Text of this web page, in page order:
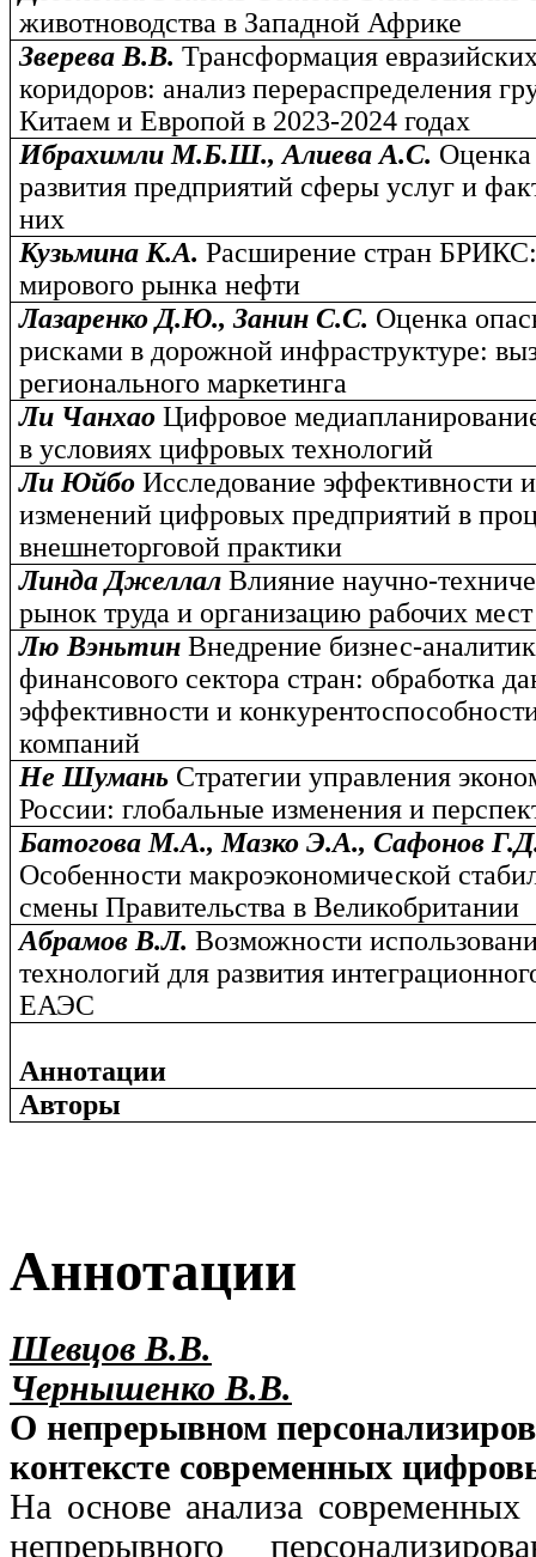
животноводства в Западной Африке
Зверева В.В.Трансформация
коридоров: анализ перераспределения
Китаем и Европой в 2023-2024 годах
Ибрахимли М.Б.Ш., Алиева А.С. Оценка
развития предприятий сферы услуг и
них
Кузьмина К.А.Расширение стран БРИКС:
мирового рынка нефти
Лазаренко Д.Ю., Занин С.С. Оценка
рисками в дорожной инфраструктуре:
регионального маркетинга
Ли ЧанхаоЦифровое
в условиях цифровых технологий
Ли ЮйбоИсследование эффективности
изменений цифровых предприятий в
внешнеторговой практики
Линда ДжеллалВлияние научно-
рынок труда и организацию рабочих мест
Лю ВэньтинВнедрение бизнес-
финансового сектора стран: обработка
эффективности и
компаний
Не Шумань Стратегии управления
России: глобальные изменения и
Батогова М.А., Мазко Э.А., Сафонов
Особенности макроэкономической
смены Правительства в Великобритании
Абрамов В.Л.Возможности
технологий для развития
ЕАЭС
Аннотации
Авторы
Аннотации
Шевцов В.В.
Чернышенко В.В.
О непрерывном
контексте современных
На основе анализа
непрерывного